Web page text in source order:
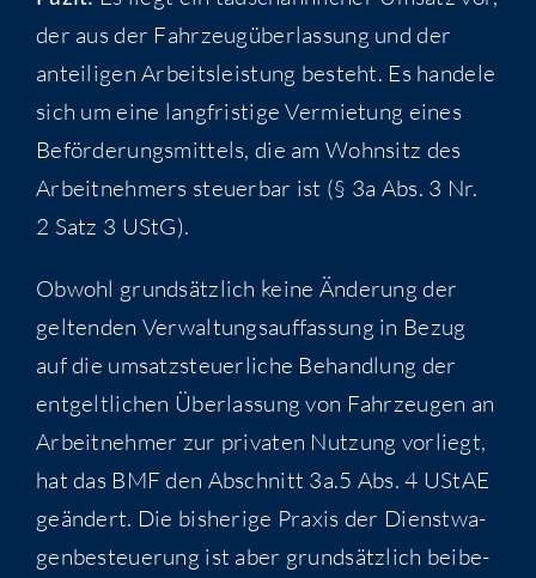
der aus der Fahr­zeug­über­las­sung und der
antei­li­gen Arbeits­leis­tung besteht. Es han­de­le
sich um eine lang­fris­ti­ge Ver­mie­tung eines
Beför­de­rungs­mit­tels, die am Wohn­sitz des
Arbeit­neh­mers steu­er­bar ist (§ 3a Abs. 3 Nr.
2 Satz 3 UStG).
Obwohl grund­sätz­lich kei­ne Ände­rung der
gel­ten­den Ver­wal­tungs­auf­fas­sung in Bezug
auf die umsatz­steu­er­li­che Behand­lung der
ent­gelt­li­chen Über­las­sung von Fahr­zeu­gen an
Arbeit­neh­mer zur pri­va­ten Nut­zung vor­liegt,
hat das BMF den Abschnitt 3a.5 Abs. 4 UStAE
geän­dert. Die bis­he­ri­ge Pra­xis der Dienst­wa­
gen­be­steue­rung ist aber grund­sätz­lich bei­be­